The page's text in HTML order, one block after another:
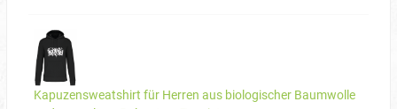
Kapuzensweatshirt für Herren aus biologischer Baumwolle